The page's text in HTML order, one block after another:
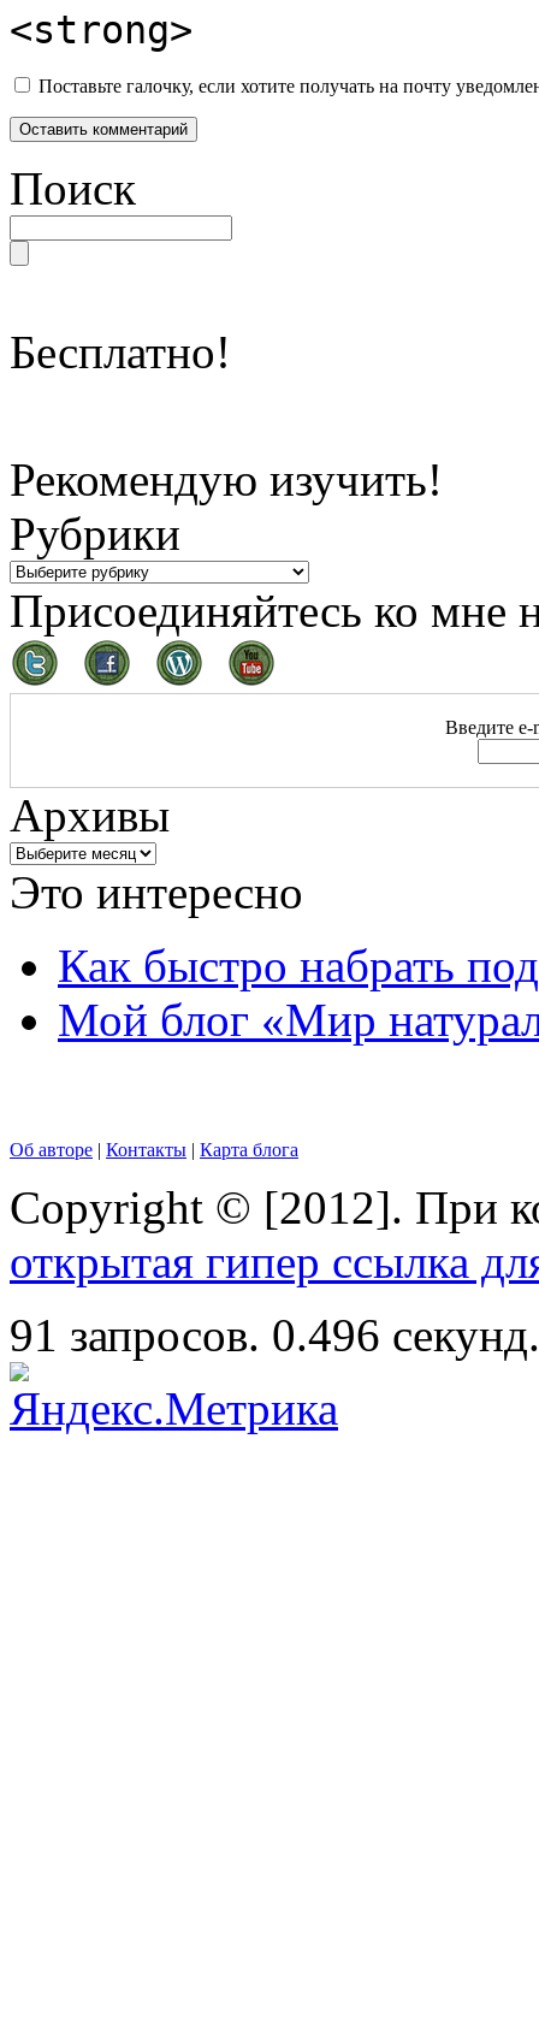
<strong>
Поставьте галочку, если хотите получать на почту
Поиск
Бесплатно!
Рекомендую изучить!
Рубрики
Присоединяйтесь ко мне
Введите e-
Архивы
Это интересно
Как быстро набрать
Мой блог «Мир
Об авторе | Контакты | Карта блога
Copyright © [2012]. При
открытая гипер ссылка
91 запросов. 0.496 секунд.